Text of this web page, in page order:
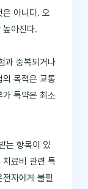
은 아니다. 오
높아진다.
과 중복되거나
목적은 교통
가 특약은 최소
는 항목이 있
료비 관련 특
자에게 불필